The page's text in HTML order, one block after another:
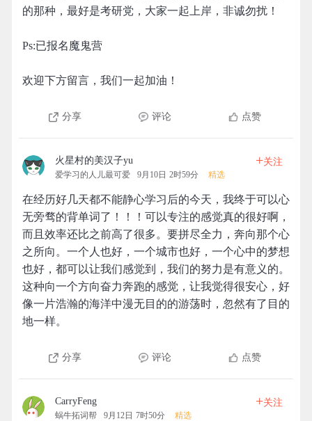
的那种，最好是考研党，大家一起上岸，非诚勿扰！
Ps:已报名魔鬼营
欢迎下方留言，我们一起加油！
分享 评论 点赞
火星村的美汉子yu
爱学习的人儿最可爱 9月10日 2时59分 精选
+关注
在经历好几天都不能静心学习后的今天，我终于可以心
无旁骛的背单词了！！！可以专注的感觉真的很好啊，
而且效率还比之前高了很多。要拼尽全力，奔向那个心
之所向。一个人也好，一个城市也好，一个心中的梦想
也好，都可以让我们感觉到，我们的努力是有意义的。
这种向一个方向奋力奔跑的感觉，让我觉得很安心，好
像一片浩瀚的海洋中漫无目的的游荡时，忽然有了目的
地一样。
分享 评论 点赞
CarryFeng
蜗牛拓词帮 9月12日 7时50分 精选
+关注